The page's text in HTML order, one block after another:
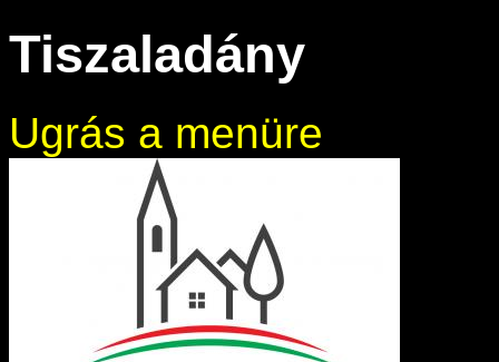
Tiszaladány
Ugrás a menüre